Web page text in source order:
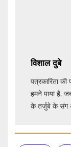
विशाल दुबे
पत्रकारिता
हमने पाया है,
के तर्जुबे के संग